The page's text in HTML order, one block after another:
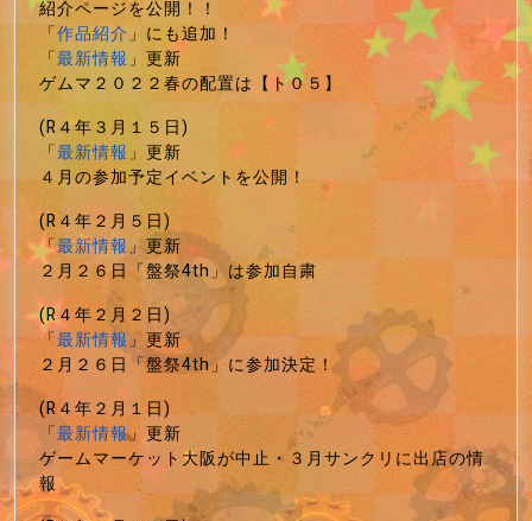
紹介ページを公開！！
「作品紹介」にも追加！
「最新情報」更新
ゲムマ２０２２春の配置は【ト０５】
(R４年３月１５日)
「最新情報」更新
４月の参加予定イベントを公開！
(R４年２月５日)
「最新情報」更新
２月２６日「盤祭4th」は参加自粛
(R４年２月２日)
「最新情報」更新
２月２６日「盤祭4th」に参加決定！
(R４年２月１日)
「最新情報」更新
ゲームマーケット大阪が中止・３月サンクリに出店の情
報